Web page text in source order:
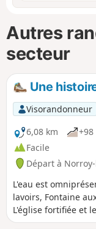
Autres
secteur
Une
Visorandonneur
6,08 km
+98
Facile
Départ à
L'eau est
lavoirs, Fontaine
L'église fortifiée et
également le